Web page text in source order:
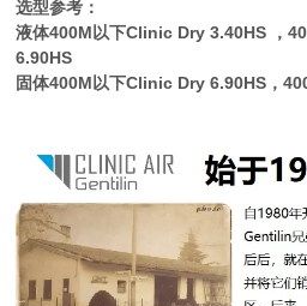
选型参考：
液体400M以下Clinic Dry 3.40HS ，
6.90HS
固体400M以下Clinic Dry 6.90HS ，